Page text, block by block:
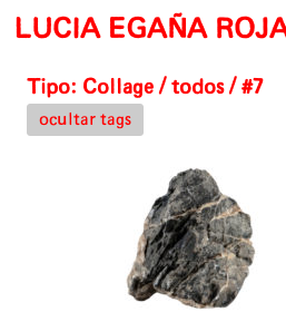
Skip
content
LUCIA EGAÑA
Tipo: Collage / todos / #7
ocultar tags